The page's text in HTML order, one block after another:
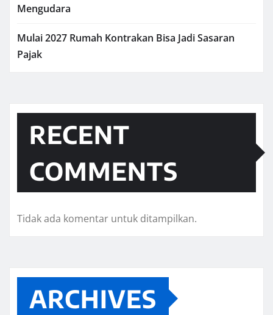
Mengudara
Mulai 2027 Rumah Kontrakan Bisa Jadi Sasaran
Pajak
RECENT
COMMENTS
Tidak ada komentar untuk ditampilkan.
ARCHIVES